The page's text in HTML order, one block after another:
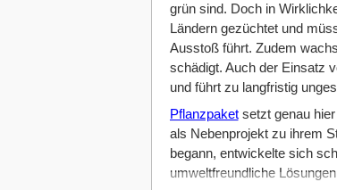
grün sind. Doch in
Ländern gezüchtet und
Ausstoß führt. Zudem
schädigt. Auch der Einsatz
und führt zu langfristig
Pflanzpaketsetzt genau hier
als Nebenprojekt zu ihrem
begann, entwickelte sich
umweltfreundliche